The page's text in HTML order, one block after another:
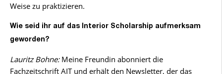
Weise zu praktizieren.
Wie seid ihr auf das Interior Scholarship aufmerksam
geworden?
Lauritz Bohne:Meine Freundin abonniert die
Fachzeitschrift AIT und erhält den Newsletter, der das